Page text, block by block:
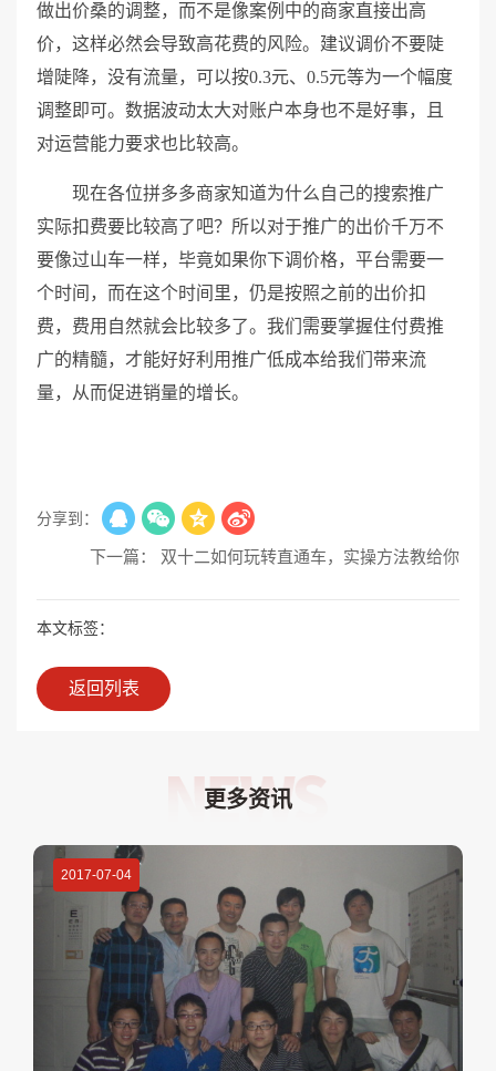
做出价桑的调整，而不是像案例中的商家直接出高
价，这样必然会导致高花费的风险。建议调价不要陡
增陡降，没有流量，可以按0.3元、0.5元等为一个幅度
调整即可。数据波动太大对账户本身也不是好事，且
对运营能力要求也比较高。
现在各位拼多多商家知道为什么自己的搜索推广
实际扣费要比较高了吧？所以对于推广的出价千万不
要像过山车一样，毕竟如果你下调价格，平台需要一
个时间，而在这个时间里，仍是按照之前的出价扣
费，费用自然就会比较多了。我们需要掌握住付费推
广的精髓，才能好好利用推广低成本给我们带来流
量，从而促进销量的增长。
分享到：
下一篇： 双十二如何玩转直通车，实操方法教给你
本文标签：
返回列表
更多资讯
2017-07-04